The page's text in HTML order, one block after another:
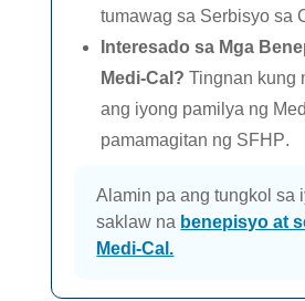
tumawag sa Serbisyo sa
Interesado sa Mga
Medi-Cal? Tingnan kung
ang iyong pamilya ng
pamamagitan ng SFHP.
Alamin pa ang tungkol sa
saklaw na benepisyo at
Medi-Cal.